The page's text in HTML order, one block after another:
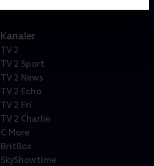
Kanaler
TV 2
TV 2 Sport
TV 2 News
TV 2 Echo
TV 2 Fri
TV 2 Charlie
C More
BritBox
SkyShowtime